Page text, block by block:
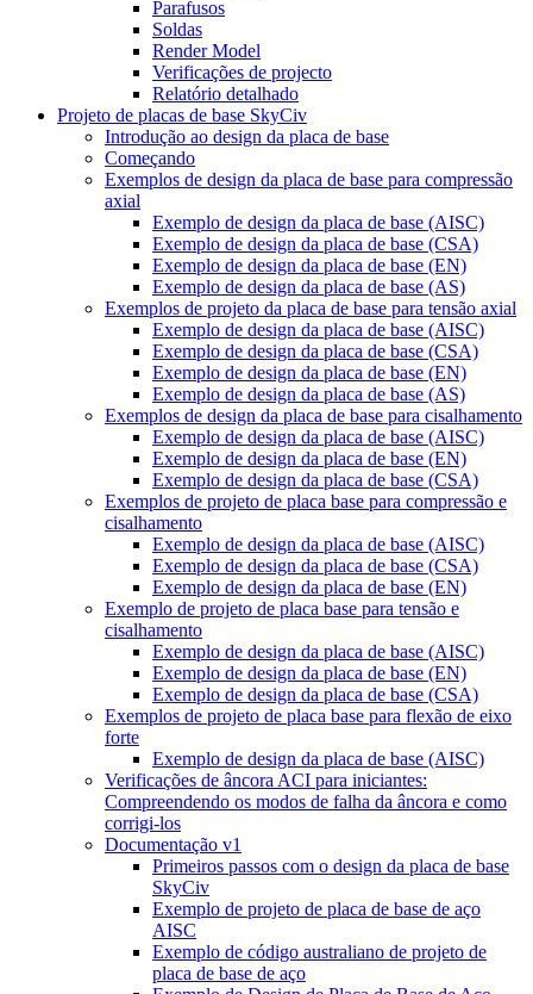
Parafusos
Soldas
Render Model
Verificações de projecto
Relatório detalhado
Projeto de placas de base SkyCiv
Introdução ao design da placa de base
Começando
Exemplos de design da placa de base para compressão
axial
Exemplo de design da placa de base (AISC)
Exemplo de design da placa de base (CSA)
Exemplo de design da placa de base (EN)
Exemplo de design da placa de base (AS)
Exemplos de projeto da placa de base para tensão axial
Exemplo de design da placa de base (AISC)
Exemplo de design da placa de base (CSA)
Exemplo de design da placa de base (EN)
Exemplo de design da placa de base (AS)
Exemplos de design da placa de base para cisalhamento
Exemplo de design da placa de base (AISC)
Exemplo de design da placa de base (EN)
Exemplo de design da placa de base (CSA)
Exemplos de projeto de placa base para compressão e
cisalhamento
Exemplo de design da placa de base (AISC)
Exemplo de design da placa de base (CSA)
Exemplo de design da placa de base (EN)
Exemplo de projeto de placa base para tensão e
cisalhamento
Exemplo de design da placa de base (AISC)
Exemplo de design da placa de base (EN)
Exemplo de design da placa de base (CSA)
Exemplos de projeto de placa base para flexão de eixo
forte
Exemplo de design da placa de base (AISC)
Verificações de âncora ACI para iniciantes:
Compreendendo os modos de falha da âncora e como
corrigi-los
Documentação v1
Primeiros passos com o design da placa de base
SkyCiv
Exemplo de projeto de placa de base de aço
AISC
Exemplo de código australiano de projeto de
placa de base de aço